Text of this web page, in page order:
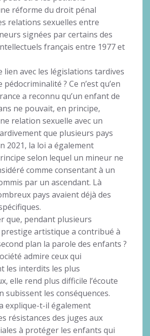
réforme du droit pénal
relations sexuelles entre
signées par certains des
français entre 1977 et
lien avec les législations tardives
? Ce n’est qu’en
a reconnu qu’un enfant de
ne pouvait, en principe,
relation sexuelle avec un
que plusieurs pays
2021, la loi a également
selon lequel un mineur ne
comme consentant à un
par un ascendant. Là
pays avaient déjà des
que, pendant plusieurs
prestige artistique a contribué à
plan la parole des enfants ?
admire ceux qui
les interdits les plus
elle rend plus difficile l’écoute
subissent les conséquences.
explique-t-il également
résistances des juges aux
à protéger les enfants qui